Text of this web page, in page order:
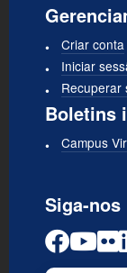
Criar conta
Iniciar
Recuperar
Boletins
Campus
Siga-nos